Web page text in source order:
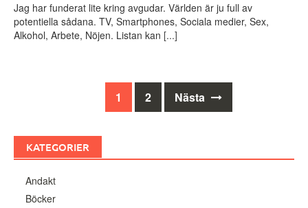
Jag har funderat lite kring avgudar. Världen är ju full av
potentiella sådana. TV, Smartphones, Sociala medier, Sex,
Alkohol, Arbete, Nöjen. Listan kan [...]
Inläggsnavigering
1 2 Nästa
KATEGORIER
Andakt
Böcker